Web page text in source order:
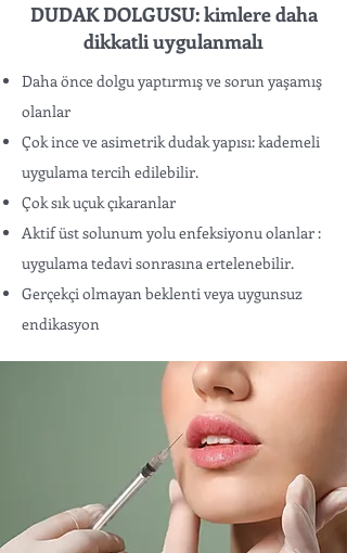
DUDAK DOLGUSU: kimlere daha
dikkatli uygulanmalı
Daha önce dolgu yaptırmış ve sorun yaşamış
olanlar
Çok ince ve asimetrik dudak yapısı: kademeli
uygulama tercih edilebilir.
Çok sık uçuk çıkaranlar
Aktif üst solunum yolu enfeksiyonu olanlar :
uygulama tedavi sonrasına ertelenebilir.
Gerçekçi olmayan beklenti veya uygunsuz
endikasyon